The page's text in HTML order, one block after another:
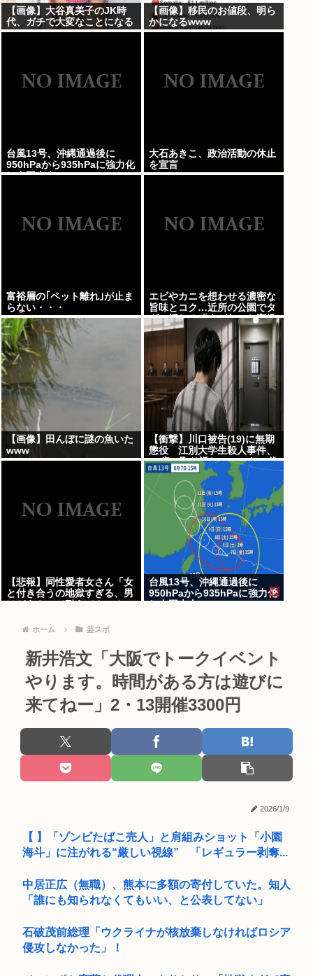
【画像】大谷真美子のJK時
代、ガチで大変なことになる
www
【画像】移民のお値段、明ら
かになるwww
台風13号、沖縄通過後に
950hPaから935hPaに強力化
し中国本土へwww
大石あきこ、政治活動の休止
を宣言
富裕層の｢ペット離れ｣が止ま
らない・・・
エビやカニを想わせる濃密な
旨味とコク…近所の公園でタ
ダで採れる「今が旬」な高級
食材の名前
【画像】田んぼに謎の魚いた
www
【衝撃】川口被告(19)に無期
懲役 江別大学生殺人事件、
19歳で取り返しのつかない代
償を背負うことに
【悲報】同性愛者女さん「女
と付き合うの地獄すぎる、男
と話題に
台風13号、沖縄通過後に
950hPaから935hPaに強力化
ホーム 芸スポ
新井浩文「大阪でトークイベント
やります。時間がある方は遊びに
来てねー」2・13開催3300円
2026/1/9
【 】「ゾンビたばこ売人」と肩組みショット「小園
海斗」に注がれる“厳しい視線” 「レギュラー剥奪...
中居正広（無職）、熊本に多額の寄付していた。知人
「誰にも知られなくてもいい、と公表してない」
石破茂前総理「ウクライナが核放棄しなければロシア
侵攻しなかった」！